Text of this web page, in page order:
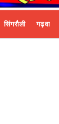
सिंगरौली गढ़वा